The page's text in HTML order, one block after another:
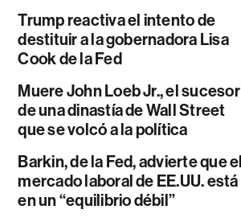
Trump reactiva el intento de
destituir a la gobernadora Lisa
Cook de la Fed
Muere John Loeb Jr., el sucesor
de una dinastía de Wall Street
que se volcó a la política
Barkin, de la Fed, advierte que el
mercado laboral de EE.UU. está
en un “equilibrio débil”